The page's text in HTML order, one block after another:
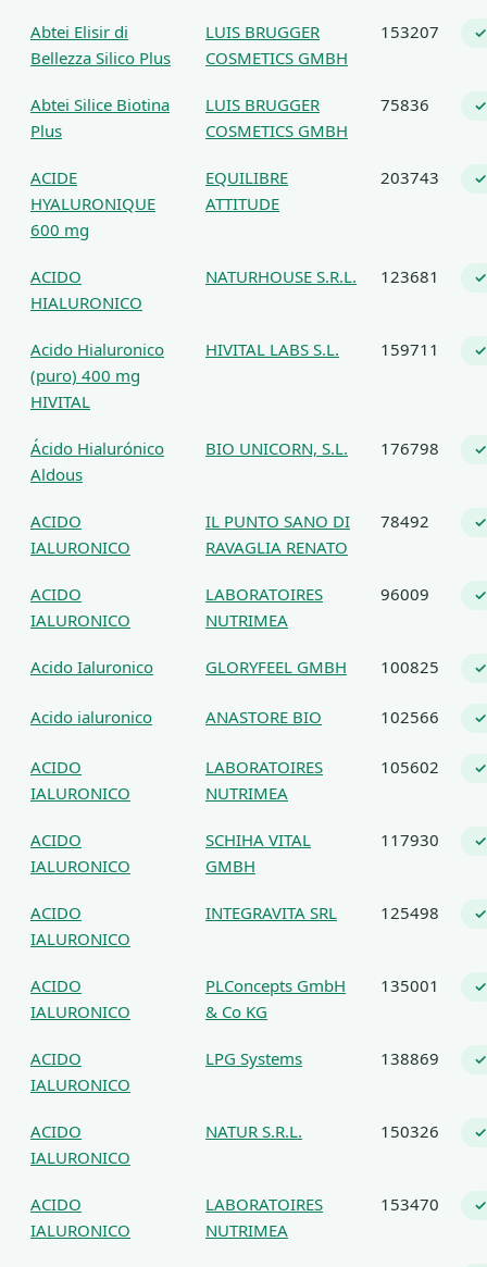
Abtei Elisir di
Bellezza Silico Plus
LUIS BRUGGER
COSMETICS GMBH
153207 ✓
Abtei Silice Biotina
Plus
LUIS BRUGGER
COSMETICS GMBH
75836 ✓
ACIDE
HYALURONIQUE
600 mg
EQUILIBRE
ATTITUDE
203743 ✓
ACIDO
HIALURONICO
NATURHOUSE S.R.L. 123681 ✓
Acido Hialuronico
(puro) 400 mg
HIVITAL
HIVITAL LABS S.L. 159711 ✓
Ácido Hialurónico
Aldous
BIO UNICORN, S.L. 176798 ✓
ACIDO
IALURONICO
IL PUNTO SANO DI
RAVAGLIA RENATO
78492 ✓
ACIDO
IALURONICO
LABORATOIRES
NUTRIMEA
96009 ✓
Acido Ialuronico GLORYFEEL GMBH 100825 ✓
Acido ialuronico ANASTORE BIO 102566 ✓
ACIDO
IALURONICO
LABORATOIRES
NUTRIMEA
105602 ✓
ACIDO
IALURONICO
SCHIHA VITAL
GMBH
117930 ✓
ACIDO
IALURONICO
INTEGRAVITA SRL 125498 ✓
ACIDO
IALURONICO
PLConcepts GmbH
& Co KG
135001 ✓
ACIDO
IALURONICO
LPG Systems 138869 ✓
ACIDO
IALURONICO
NATUR S.R.L. 150326 ✓
ACIDO
IALURONICO
LABORATOIRES
NUTRIMEA
153470 ✓